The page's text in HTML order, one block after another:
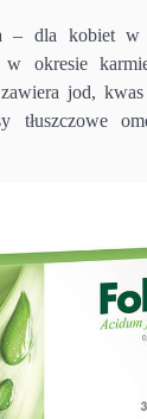
– dla kobiet w
okresie
jod,
tłuszczowe